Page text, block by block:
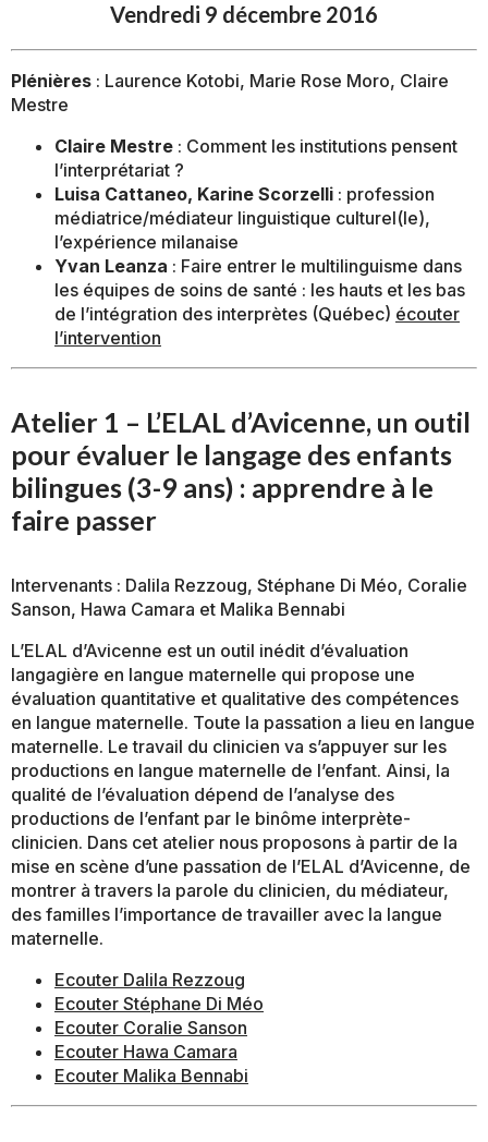
Vendredi 9 décembre 2016
Plénières : Laurence Kotobi, Marie Rose Moro, Claire
Mestre
Claire Mestre : Comment les institutions pensent
l’interprétariat ?
Luisa Cattaneo, Karine Scorzelli : profession
médiatrice/médiateur linguistique culturel(le),
l’expérience milanaise
Yvan Leanza : Faire entrer le multilinguisme dans
les équipes de soins de santé : les hauts et les bas
de l’intégration des interprètes (Québec) écouter
l’intervention
Atelier 1 – L’ELAL d’Avicenne, un outil
pour évaluer le langage des enfants
bilingues (3-9 ans) : apprendre à le
faire passer
Intervenants : Dalila Rezzoug, Stéphane Di Méo, Coralie
Sanson, Hawa Camara et Malika Bennabi
L’ELAL d’Avicenne est un outil inédit d’évaluation
langagière en langue maternelle qui propose une
évaluation quantitative et qualitative des compétences
en langue maternelle. Toute la passation a lieu en langue
maternelle. Le travail du clinicien va s’appuyer sur les
productions en langue maternelle de l’enfant. Ainsi, la
qualité de l’évaluation dépend de l’analyse des
productions de l’enfant par le binôme interprète-
clinicien. Dans cet atelier nous proposons à partir de la
mise en scène d’une passation de l’ELAL d’Avicenne, de
montrer à travers la parole du clinicien, du médiateur,
des familles l’importance de travailler avec la langue
maternelle.
Ecouter Dalila Rezzoug
Ecouter Stéphane Di Méo
Ecouter Coralie Sanson
Ecouter Hawa Camara
Ecouter Malika Bennabi